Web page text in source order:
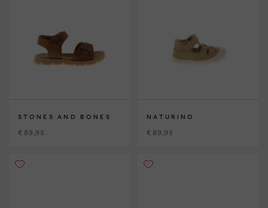
STONES AND BONES
€ 89,95
NATURINO
€ 89,95